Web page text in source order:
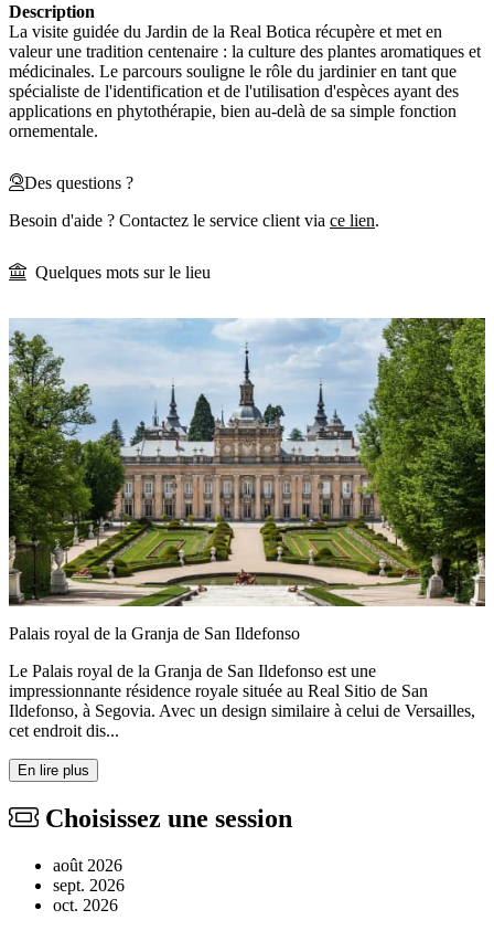
Description
La visite guidée du Jardin de la Real Botica récupère et met en
valeur une tradition centenaire : la culture des plantes aromatiques et
médicinales. Le parcours souligne le rôle du jardinier en tant que
spécialiste de l'identification et de l'utilisation d'espèces ayant des
applications en phytothérapie, bien au-delà de sa simple fonction
ornementale.
Des questions ?
Besoin d'aide ? Contactez le service client via ce lien.
Quelques mots sur le lieu
Palais royal de la Granja de San Ildefonso
Le Palais royal de la Granja de San Ildefonso est une
impressionnante résidence royale située au Real Sitio de San
Ildefonso, à Segovia. Avec un design similaire à celui de Versailles,
cet endroit dis...
En lire plus
Choisissez une session
août 2026
sept. 2026
oct. 2026